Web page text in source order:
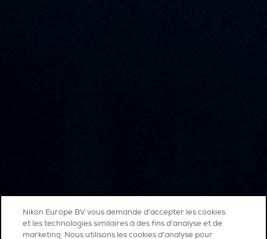
Nikon Europe BV vous demande d'accepter les cookies
et les technologies similaires à des fins d'analyse et de
marketing. Nous utilisons les cookies d’analyse pour